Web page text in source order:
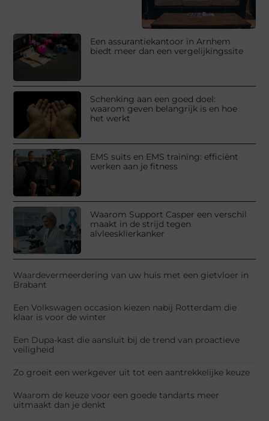
Een assurantiekantoor in Arnhem
biedt meer dan een vergelijkingssite
Schenking aan een goed doel:
waarom geven belangrijk is en hoe
het werkt
EMS suits en EMS training: efficiënt
werken aan je fitness
Waarom Support Casper een verschil
maakt in de strijd tegen
alvleesklierkanker
Waardevermeerdering van uw huis met een gietvloer in
Brabant
Een Volkswagen occasion kiezen nabij Rotterdam die
klaar is voor de winter
Een Dupa-kast die aansluit bij de trend van proactieve
veiligheid
Zo groeit een werkgever uit tot een aantrekkelijke keuze
Waarom de keuze voor een goede tandarts meer
uitmaakt dan je denkt